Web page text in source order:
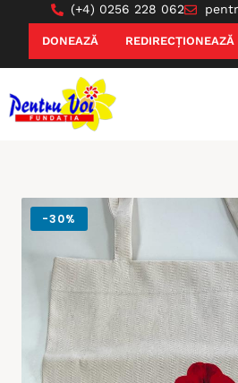
(+4) 0256 228 062
DONEAZĂ REDIRECȚIONEAZĂ
-30%